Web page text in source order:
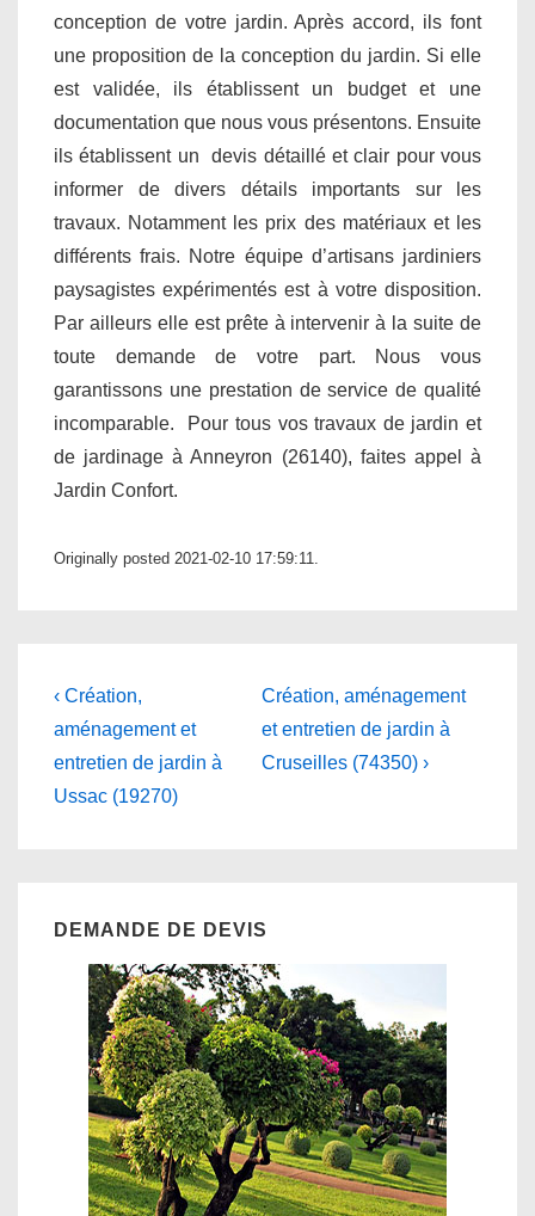
conception de votre jardin. Après accord, ils font
une proposition de la conception du jardin. Si elle
est validée, ils établissent un budget et une
documentation que nous vous présentons. Ensuite
ils établissent un devis détaillé et clair pour vous
informer de divers détails importants sur les
travaux. Notamment les prix des matériaux et les
différents frais. Notre équipe d’artisans jardiniers
paysagistes expérimentés est à votre disposition.
Par ailleurs elle est prête à intervenir à la suite de
toute demande de votre part. Nous vous
garantissons une prestation de service de qualité
incomparable. Pour tous vos travaux de jardin et
de jardinage à Anneyron (26140), faites appel à
Jardin Confort.
Originally posted 2021-02-10 17:59:11.
Navigation
de
l’article
Previous
Post
is
‹ Création,
aménagement et
entretien de jardin à
Ussac (19270)
Next
Post
is
Création, aménagement
et entretien de jardin à
Cruseilles (74350) ›
DEMANDE DE DEVIS